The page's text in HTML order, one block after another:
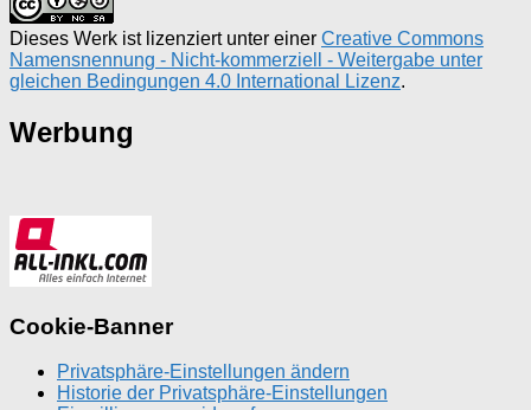
Dieses Werk ist lizenziert unter einer Creative Commons
Namensnennung - Nicht-kommerziell - Weitergabe unter
gleichen Bedingungen 4.0 International Lizenz.
Werbung
Cookie-Banner
Privatsphäre-Einstellungen ändern
Historie der Privatsphäre-Einstellungen